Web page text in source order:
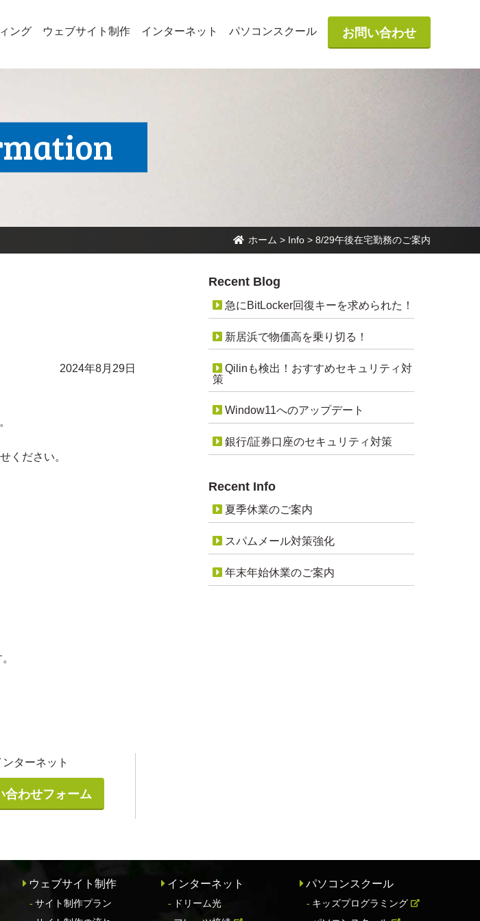
ング ウェブサイト制作 インターネット パソコンスクール お問い合わせ
ホーム > Info > 8/29午後在宅勤務のご案内
2024年8月29日
ください。
ンターネット
合わせフォーム
Recent Blog
急にBitLocker回復キーを求められた！
新居浜で物価高を乗り切る！
Qilinも検出！おすすめセキュリティ対
策
Window11へのアップデート
銀行/証券口座のセキュリティ対策
Recent Info
夏季休業のご案内
スパムメール対策強化
年末年始休業のご案内
ウェブサイト制作
サイト制作プラン
インターネット
ドリーム光
パソコンスクール
キッズプログラミング